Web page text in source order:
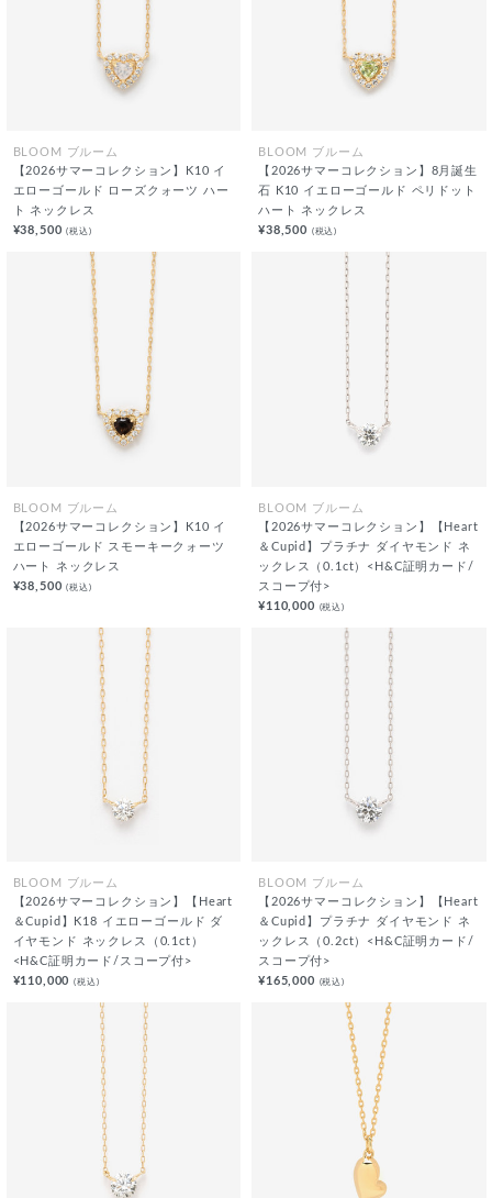
BLOOM ブルーム
【2026サマーコレクション】K10 イ
エローゴールド ローズクォーツ ハー
ト ネックレス
¥38,500(税込)
BLOOM ブルーム
【2026サマーコレクション】8月誕生
石 K10 イエローゴールド ペリドット
ハート ネックレス
¥38,500 (税込)
BLOOM ブルーム
【2026サマーコレクション】K10 イ
エローゴールド スモーキークォーツ
ハート ネックレス
¥38,500(税込)
BLOOM ブルーム
【2026サマーコレクション】【Heart
＆Cupid】プラチナ ダイヤモンド ネ
ックレス（0.1ct）<H&C証明カード/
スコープ付>
¥110,000 (税込)
BLOOM ブルーム
【2026サマーコレクション】【Heart
＆Cupid】K18 イエローゴールド ダ
イヤモンド ネックレス（0.1ct）
<H&C証明カード/スコープ付>
¥110,000(税込)
BLOOM ブルーム
【2026サマーコレクション】【Heart
＆Cupid】プラチナ ダイヤモンド ネ
ックレス（0.2ct）<H&C証明カード/
スコープ付>
¥165,000 (税込)